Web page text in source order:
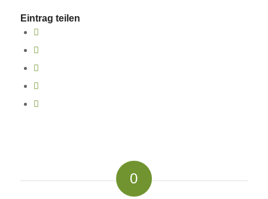
Eintrag teilen
0